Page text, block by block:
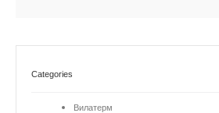
Categories
Вилатерм